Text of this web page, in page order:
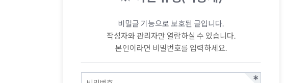
비밀글 기능으로 보호된 글입니다.
작성자와 관리자만 열람하실 수 있습니다.
본인이라면 비밀번호를 입력하세요.